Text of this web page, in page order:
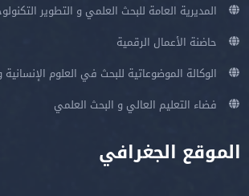
المديرية العامة للبحث العلمي و التطوير
حاضنة الأعمال الرقمية
الوكالة الموضوعاتية للبحث في العلوم الإنسانية
فضاء التعليم العالي و البحث العلمي
الموقع الجغرافي